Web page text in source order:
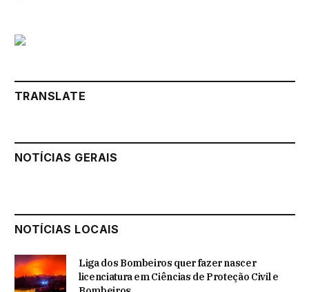
TRANSLATE
NOTÍCIAS GERAIS
NOTÍCIAS LOCAIS
Liga dos Bombeiros quer fazer nascer
licenciatura em Ciências de Proteção Civil e